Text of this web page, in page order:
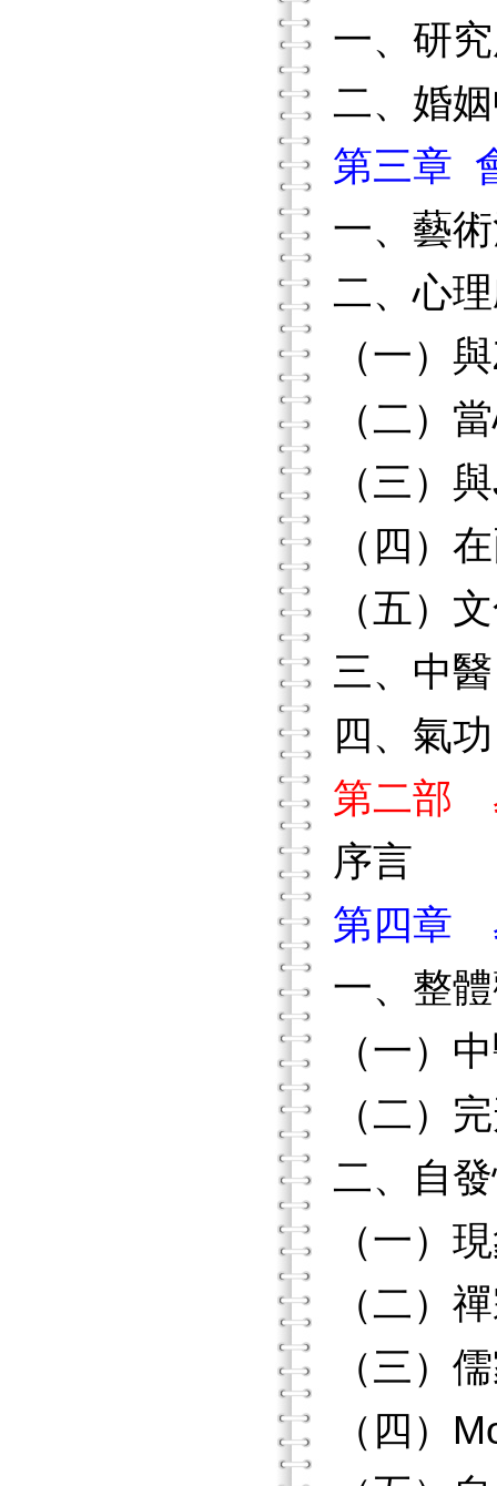
一、研
二、婚
第三章
一、藝
二、心
（一）
（二）
（三）
（四）
（五）
三、中醫
四、氣功
第二部
序言
第四章
一、整
（一）
（二）
二、自
（一）
（二）
（三）
（四）